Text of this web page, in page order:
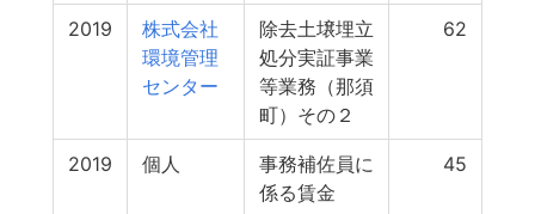
2019
株式会社
環境管理
センター
除去土壌埋立
処分実証事業
等業務（那須
町）その２
62
2019 個人
事務補佐員に
係る賃金
45